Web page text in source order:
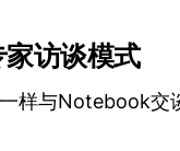
家访谈模式
样与Notebook交